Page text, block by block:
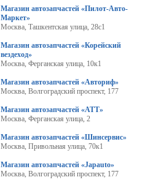
Магазин автозапчастей «Пилот-Авто-
Маркет»
Москва, Ташкентская улица, 28с1
Магазин автозапчастей «Корейский
вездеход»
Москва, Ферганская улица, 10к1
Магазин автозапчастей «Авториф»
Москва, Волгоградский проспект, 177
Магазин автозапчастей «АТТ»
Москва, Ферганская улица, 2
Магазин автозапчастей «Шинсервис»
Москва, Привольная улица, 70к1
Магазин автозапчастей «Japauto»
Москва, Волгоградский проспект, 177